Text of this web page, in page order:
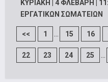
ΚΥΡΙΑΚΗ | 4 ΦΛΕΒΑΡΗ |
ΕΡΓΑΤΙΚΩΝ ΣΩΜΑΤΕΙΩΝ
<< 1 ... 15 16
22 23 24 25 ...